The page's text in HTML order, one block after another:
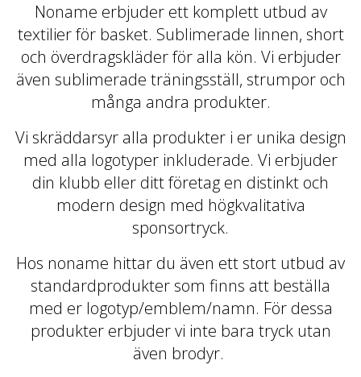
Säljare
rikard@nonamesport.com
Phone:+46 703263884
Noname erbjuder ett komplett utbud av
textilier för basket. Sublimerade linnen, short
och överdragskläder för alla kön. Vi erbjuder
även sublimerade träningsställ, strumpor och
många andra produkter.
Vi skräddarsyr alla produkter i er unika design
med alla logotyper inkluderade. Vi erbjuder
din klubb eller ditt företag en distinkt och
modern design med högkvalitativa
sponsortryck.
Hos noname hittar du även ett stort utbud av
standardprodukter som finns att beställa
med er logotyp/emblem/namn. För dessa
produkter erbjuder vi inte bara tryck utan
även brodyr.